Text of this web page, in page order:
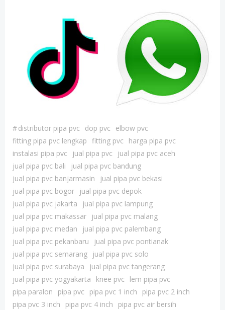
#distributor pipa pvc dop pvc
elbow pvc
fitting pipa pvc lengkap fitting pvc
harga pipa pvc
instalasi pipa pvc
jual pipa pvc
jual pipa pvc aceh
jual pipa pvc bali
jual pipa pvc bandung
jual pipa pvc banjarmasin
jual pipa pvc bekasi
jual pipa pvc bogor
jual pipa pvc depok
jual pipa pvc jakarta
jual pipa pvc lampung
jual pipa pvc makassar
jual pipa pvc malang
jual pipa pvc medan
jual pipa pvc palembang
jual pipa pvc pekanbaru
jual pipa pvc pontianak
jual pipa pvc semarang
jual pipa pvc solo
jual pipa pvc surabaya
jual pipa pvc tangerang
jual pipa pvc yogyakarta
knee pvc
lem pipa pvc
pipa paralon
pipa pvc pipa pvc 1 inch
pipa pvc 2 inch
pipa pvc 3 inch
pipa pvc 4 inch pipa pvc air bersih